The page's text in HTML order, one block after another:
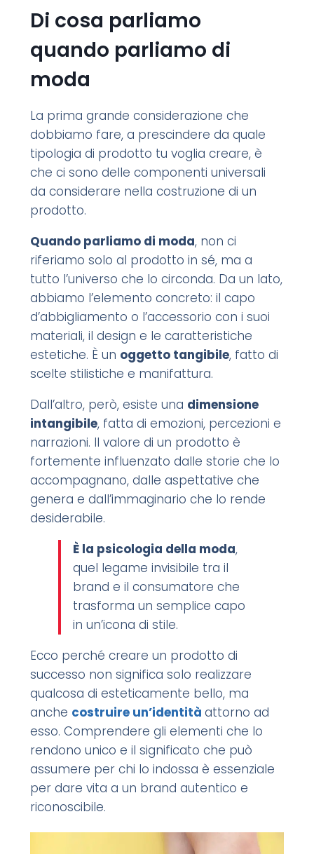
Di cosa parliamo
quando parliamo di
moda
La prima grande considerazione che
dobbiamo fare, a prescindere da quale
tipologia di prodotto tu voglia creare, è
che ci sono delle componenti universali
da considerare nella costruzione di un
prodotto.
Quando parliamo di moda, non ci
riferiamo solo al prodotto in sé, ma a
tutto l’universo che lo circonda. Da un lato,
abbiamo l’elemento concreto: il capo
d’abbigliamento o l’accessorio con i suoi
materiali, il design e le caratteristiche
estetiche. È un oggetto tangibile, fatto di
scelte stilistiche e manifattura.
Dall’altro, però, esiste una dimensione
intangibile, fatta di emozioni, percezioni e
narrazioni. Il valore di un prodotto è
fortemente influenzato dalle storie che lo
accompagnano, dalle aspettative che
genera e dall’immaginario che lo rende
desiderabile.
Èla psicologia della moda,
quel legame invisibile tra il
brand e il consumatore che
trasforma un semplice capo
in un’icona di stile.
Ecco perché creare un prodotto di
successo non significa solo realizzare
qualcosa di esteticamente bello, ma
anche costruire un’identità attorno ad
esso. Comprendere gli elementi che lo
rendono unico e il significato che può
assumere per chi lo indossa è essenziale
per dare vita a un brand autentico e
riconoscibile.